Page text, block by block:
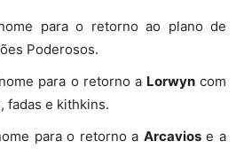
para o retorno ao plano de
Poderosos.
para o retorno a Lorwyncom
fadas e kithkins.
para o retorno a Arcaviose a